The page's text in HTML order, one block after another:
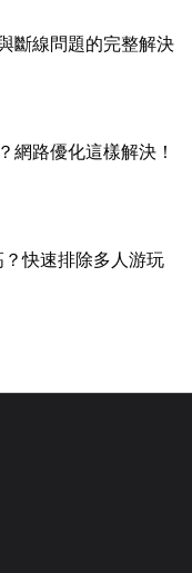
斷線問題的完整解決
網路優化這樣解決！
快速排除多人游玩